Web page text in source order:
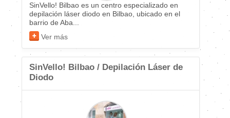
SinVello! Bilbao es un centro especializado en
depilación láser diodo en Bilbao, ubicado en el
barrio de Aba...
Ver más
SinVello! Bilbao / Depilación Láser de
Diodo